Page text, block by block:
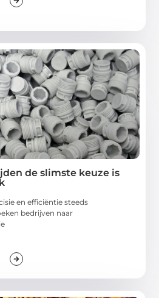
de slimste keuze is
en efficiëntie steeds
bedrijven naar